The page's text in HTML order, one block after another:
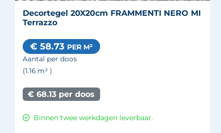
Decortegel 20X20cm FRAMMENTI NERO MI
Terrazzo
€ 58.73 PER M²
Aantal per doos
(1.16 m² )
€ 68.13 per doos
Binnen twee werkdagen leverbaar.